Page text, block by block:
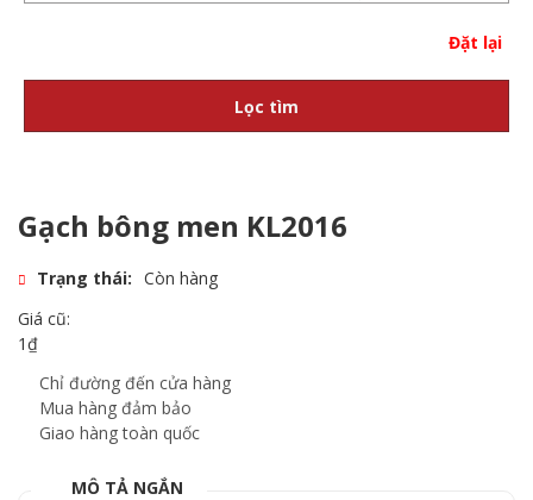
Đặt lại
Lọc tìm
Gạch bông men KL2016
Trạng thái: Còn hàng
Giá cũ:
1₫
Chỉ đường đến cửa hàng
Mua hàng đảm bảo
Giao hàng toàn quốc
MÔ TẢ NGẮN